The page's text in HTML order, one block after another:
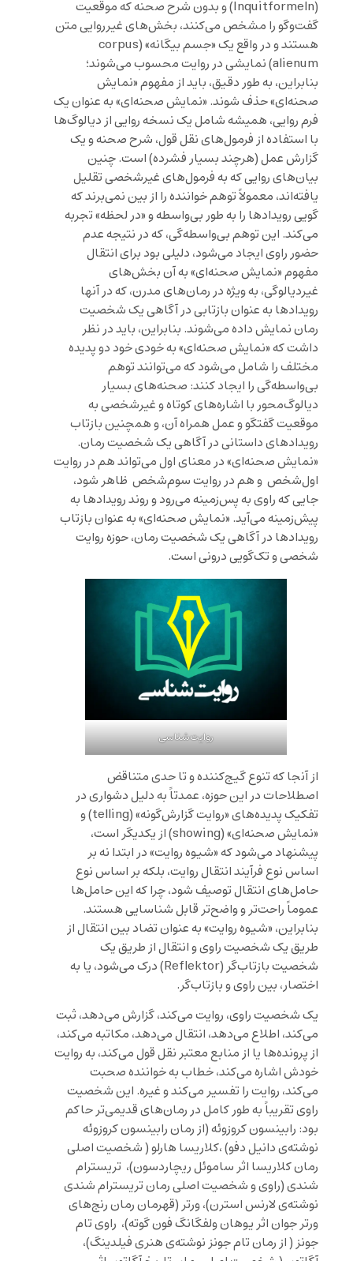
(Inquitformeln) و بدون شرح صحنه که موقعیت
گفت‌وگو را مشخص می‌کنند، بخش‌های غیرروایی متن
هستند و در واقع یک «جسم بیگانه» (corpus
alienum) نمایشی در روایت محسوب می‌شوند؛
بنابراین، به طور دقیق، باید از مفهوم «نمایش
صحنه‌ای» حذف شوند. «نمایش صحنه‌ای» به عنوان یک
فرم روایی، همیشه شامل یک نسخه روایی از دیالوگ‌ها
با استفاده از فرمول‌های نقل قول، شرح صحنه و یک
گزارش عمل (هرچند بسیار فشرده) است. چنین
بیان‌های روایی که به فرمول‌های غیرشخصی تقلیل
یافته‌اند، معمولاً توهم خواننده را از بین نمی‌برند که
گویی رویدادها را به طور بی‌واسطه و «در لحظه» تجربه
می‌کند. این توهم بی‌واسطه‌گی، که در نتیجه عدم
حضور راوی ایجاد می‌شود، دلیلی بود برای انتقال
مفهوم «نمایش صحنه‌ای» به آن بخش‌های
غیردیالوگی، به ویژه در رمان‌های مدرن، که در آنها
رویدادها به عنوان بازتابی در آگاهی یک شخصیت
رمان نمایش داده می‌شوند. بنابراین، باید در نظر
داشت که «نمایش صحنه‌ای» به خودی خود دو پدیده
مختلف را شامل می‌شود که می‌توانند توهم
بی‌واسطه‌گی را ایجاد کنند: صحنه‌های بسیار
دیالوگ‌محور با اشاره‌های کوتاه و غیرشخصی به
موقعیت گفتگو و عمل همراه آن، و همچنین بازتاب
رویدادهای داستانی در آگاهی یک شخصیت رمان.
«نمایش صحنه‌ای» در معنای اول می‌تواند هم در روایت
اول‌شخص و هم در روایت سوم‌شخص ظاهر شود،
جایی که راوی به پس‌زمینه می‌رود و روند رویدادها به
پیش‌زمینه می‌آید. «نمایش صحنه‌ای» به عنوان بازتاب
رویدادها در آگاهی یک شخصیت رمان، حوزه روایت
شخصی و تک‌گویی درونی است.
روایت‌شناسی
از آنجا که تنوع گیج‌کننده و تا حدی متناقض
اصطلاحات در این حوزه، عمدتاً به دلیل دشواری در
تفکیک پدیده‌های «روایت گزارش‌گونه» (telling) و
«نمایش صحنه‌ای» (showing) از یکدیگر است،
پیشنهاد می‌شود که «شیوه روایت» در ابتدا نه بر
اساس نوع فرآیند انتقال روایت، بلکه بر اساس نوع
حامل‌های انتقال توصیف شود، چرا که این حامل‌ها
عموماً راحت‌تر و واضح‌تر قابل شناسایی هستند.
بنابراین، «شیوه روایت» به عنوان تضاد بین انتقال از
طریق یک شخصیت راوی و انتقال از طریق یک
شخصیت بازتاب‌گر (Reflektor) درک می‌شود، یا به
اختصار، بین راوی و بازتاب‌گر.
یک شخصیت راوی، روایت می‌کند، گزارش می‌دهد، ثبت
می‌کند، اطلاع می‌دهد، انتقال می‌دهد، مکاتبه می‌کند،
از پرونده‌ها یا از منابع معتبر نقل قول می‌کند، به روایت
خودش اشاره می‌کند، خطاب به خواننده صحبت
می‌کند، روایت را تفسیر می‌کند و غیره. این شخصیت
راوی تقریباً به طور کامل در رمان‌های قدیمی‌تر حاکم
بود: رابینسون کروزوئه (از رمان رابینسون کروزوئه
نوشته‌ی دانیل دفو) ،کلاریسا هارلو ( شخصیت اصلی
رمان کلاریسا اثر ساموئل ریچاردسون)، تریسترام
شندی (راوی و شخصیت اصلی رمان تریسترام شندی
نوشته‌ی لارنس استرن)، ورتر (قهرمان رمان رنج‌های
ورتر جوان اثر یوهان ولفگانگ فون گوته)، راوی تام
جونز ( از رمان تام جونز نوشته‌ی هنری فیلدینگ)،